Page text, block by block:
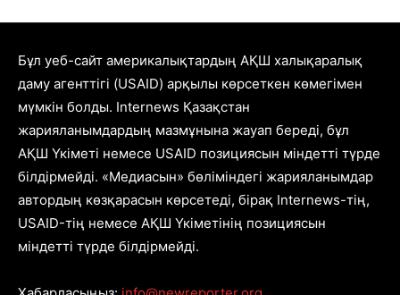
Бұл уеб-сайт америкалықтардың АҚШ халықаралық
даму агенттігі (USAID) арқылы көрсеткен көмегімен
мүмкін болды. Internews Қазақстан
жарияланымдардың мазмұнына жауап береді, бұл
АҚШ Үкіметі немесе USAID позициясын міндетті түрде
білдірмейді. «Медиасын» бөліміндегі жарияланымдар
автордың көзқарасын көрсетеді, бірақ Internews-тің,
USAID-тің немесе АҚШ Үкіметінің позициясын
міндетті түрде білдірмейді.